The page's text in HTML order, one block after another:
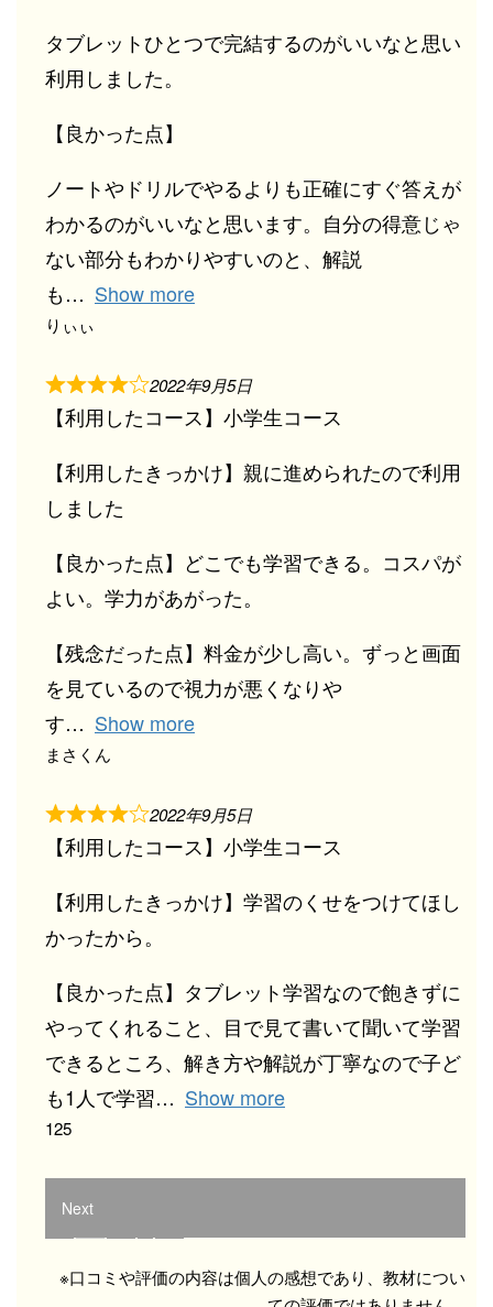
タブレットひとつで完結するのがいいなと思い
利用しました。
【良かった点】
ノートやドリルでやるよりも正確にすぐ答えが
わかるのがいいなと思います。自分の得意じゃ
ない部分もわかりやすいのと、解説
も
Show more
りぃぃ
2022年9月5日
【利用したコース】小学生コース
【利用したきっかけ】親に進められたので利用
しました
【良かった点】どこでも学習できる。コスパが
よい。学力があがった。
【残念だった点】料金が少し高い。ずっと画面
を見ているので視力が悪くなりや
す
Show more
まさくん
2022年9月5日
【利用したコース】小学生コース
【利用したきっかけ】学習のくせをつけてほし
かったから。
【良かった点】タブレット学習なので飽きずに
やってくれること、目で見て書いて聞いて学習
できるところ、解き方や解説が丁寧なので子ど
も1人で学習
Show more
125
Page
1 Page
2
Next
※口コミや評価の内容は個人の感想であり、教材につい